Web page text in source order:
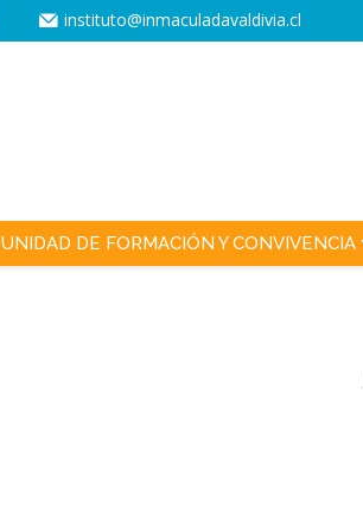
instituto@inmaculadavaldivia.cl
UNIDAD DE FORMACIÓN Y CONVIVENCIA